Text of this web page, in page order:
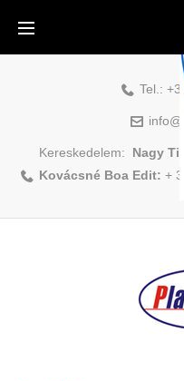
Tel.:
Kereskedelem: Nagy
Kovácsné Boa Edit: +